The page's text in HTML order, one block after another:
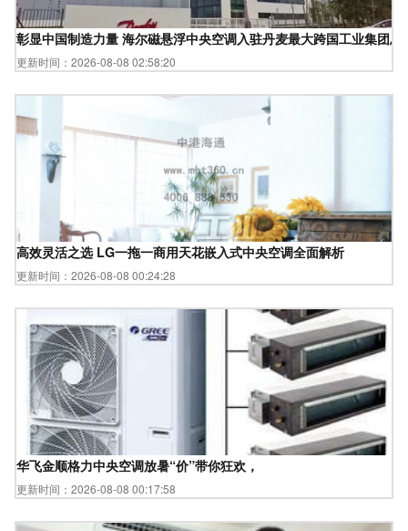
彰显中国制造力量 海尔磁悬浮中央空调入驻丹麦最大跨国工业集团总
更新时间：2026-08-08 02:58:20
高效灵活之选 LG一拖一商用天花嵌入式中央空调全面解析
更新时间：2026-08-08 00:24:28
华飞金顺格力中央空调放暑“价”带你狂欢，
更新时间：2026-08-08 00:17:58